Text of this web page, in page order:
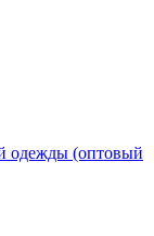
одежды (оптовый